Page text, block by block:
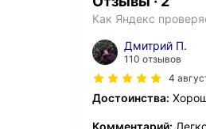
Как Яндекс
Дмитрий П.
110 отзывов
4
Достоинства: